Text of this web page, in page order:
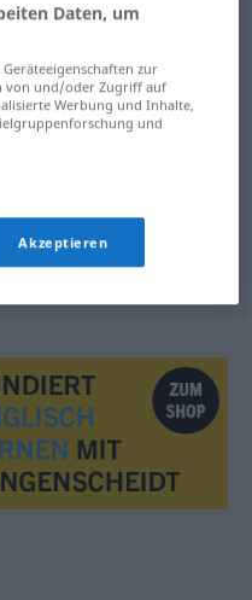
Pfründner
Daten, um
zur
von und/oder Zugriff auf
Werbung und Inhalte,
und
Akzeptieren